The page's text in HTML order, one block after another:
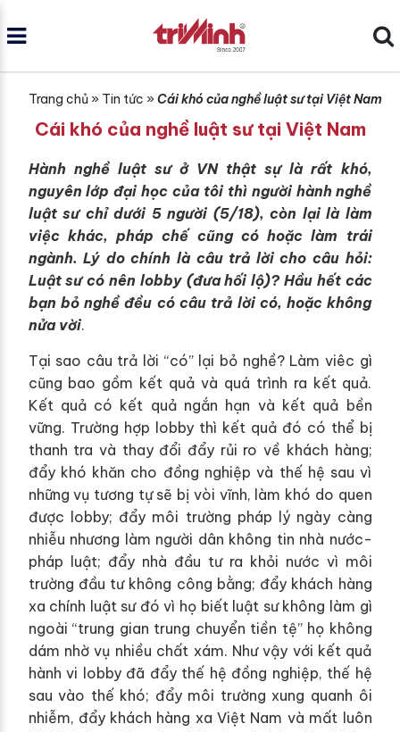
Trang chủ» Tin tức » Cái khó của nghề luật sư tại Việt Nam
Cái khó của nghề luật sư tại Việt Nam
Hành nghề luật sư ở VN thật sự là rất khó,
nguyên lớp đại học của tôi thì người hành nghề
luật sư chỉ dưới 5 người (5/18), còn lại là làm
việc khác, pháp chế cũng có hoặc làm trái
ngành. Lý do chính là câu trả lời cho câu hỏi:
Luật sư có nên lobby (đưa hối lộ)? Hầu hết các
bạn bỏ nghề đều có câu trả lời có, hoặc không
nửa vời.
Tại sao câu trả lời “có” lại bỏ nghề? Làm viêc gì
cũng bao gồm kết quả và quá trình ra kết quả.
Kết quả có kết quả ngắn hạn và kết quả bền
vững. Trường hợp lobby thì kết quả đó có thể bị
thanh tra và thay đổi đẩy rủi ro về khách hàng;
đẩy khó khăn cho đồng nghiệp và thế hệ sau vì
những vụ tương tự sẽ bị vòi vĩnh, làm khó do quen
được lobby; đẩy môi trường pháp lý ngày càng
nhiễu nhương làm người dân không tin nhà nước-
pháp luật; đẩy nhà đầu tư ra khỏi nước vì môi
trường đầu tư không công bằng; đẩy khách hàng
xa chính luật sư đó vì họ biết luật sư không làm gì
ngoài “trung gian trung chuyển tiền tệ” họ không
dám nhờ vụ nhiều chất xám. Như vậy với kết quả
hành vi lobby đã đẩy thế hệ đồng nghiệp, thế hệ
sau vào thế khó; đẩy môi trường xung quanh ôi
nhiễm, đẩy khách hàng xa Việt Nam và mất luôn